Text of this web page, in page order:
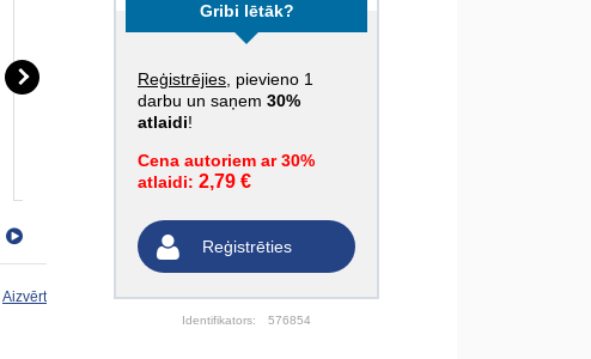
Gribi lētāk?
Reģistrējies , pievieno 1
darbu un saņem 30%
atlaidi!
Cena autoriem ar 30%
atlaidi: 2,79 €
Reģistrēties
Identifikators: 576854
Aizvērt